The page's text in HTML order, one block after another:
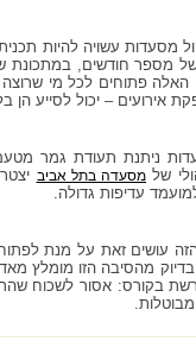
מסעדות עשויה להיות
מספר חודשים, במתכונת
פתוחים לכל מי שרוצה
– יכול לסייע הן
ניתנת תעודת גמר
של מסעדה בתל אביב
עדיפות גדולה.
עושים זאת על מנת
מהסיבה הזו מומלץ
בקורס: אסור לשכוח